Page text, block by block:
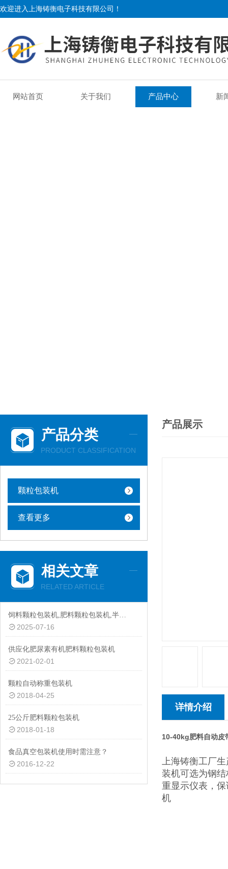
欢迎进入上海铸衡电子科技有限公司！
网站首页 关于我们 产品中心 新
产品分类
PRODUCT CLASSIFICATION
颗粒包装机
查看更多
相关文章
RELATED ARTICLE
饲料颗粒包装机,肥料颗粒包装机,半自动颗粒包装机厂家
2025-07-16
供应化肥尿素有机肥料颗粒包装机
2021-02-01
颗粒自动称重包装机
2018-04-25
25公斤肥料颗粒包装机
2018-01-18
食品真空包装机使用时需注意？
2016-12-22
产品展示
详情介绍
10-40kg肥料自动皮
上海铸衡工厂
装机可选为钢
重显示仪表，
机